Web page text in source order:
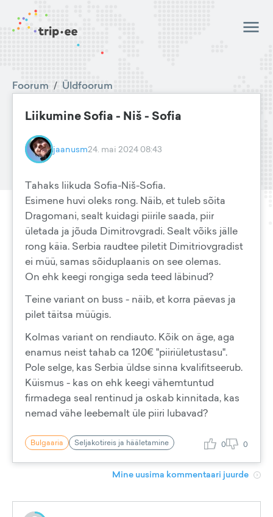
Foorum / Üldfoorum
Liikumine Sofia - Niš - Sofia
jaanusm24. mai 2024 08:43
Tahaks liikuda Sofia-Niš-Sofia.
Esimene huvi oleks rong. Näib, et tuleb sõita
Dragomani, sealt kuidagi piirile saada, piir
ületada ja jõuda Dimitrovgradi. Sealt võiks jälle
rong käia. Serbia raudtee piletit Dimitriovgradist
ei müü, samas sõiduplaanis on see olemas.
On ehk keegi rongiga seda teed läbinud?
Teine variant on buss - näib, et korra päevas ja
pilet täitsa müügis.
Kolmas variant on rendiauto. Kõik on äge, aga
enamus neist tahab ca 120€ "piiriületustasu".
Pole selge, kas Serbia üldse sinna kvalifitseerub.
Küismus - kas on ehk keegi vähemtuntud
firmadega seal rentinud ja oskab kinnitada, kas
nemad vähe leebemalt üle piiri lubavad?
Bulgaaria Seljakotireis ja hääletamine 0 0
Mine uusima kommentaari juurde